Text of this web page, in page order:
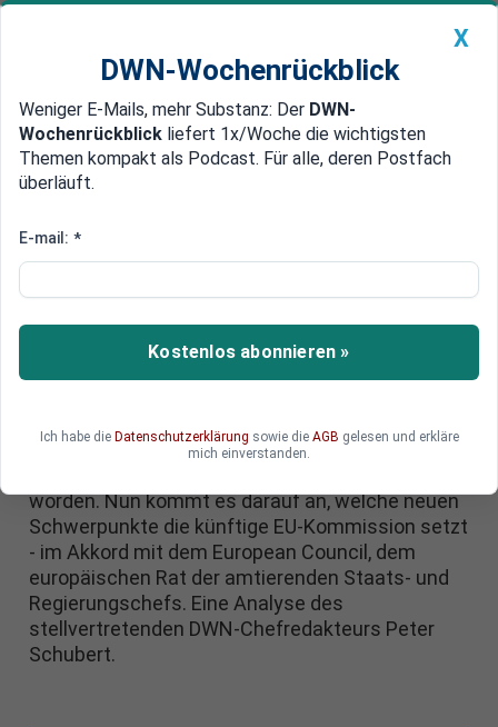
Newsticker MEIN DWN: Geldanlage Premium
Edelmetalle DWN-Magazin China
Ohne die USA und versus China:
Schwerpunkte setzen - und
Deutschland muss (mit)ziehen!
Zusammensetzung des EU-Parlaments waren so
worden. Nun kommt es darauf an, welche neuen
Schwerpunkte die künftige EU-Kommission setzt
- im Akkord mit dem European Council, dem
europäischen Rat der amtierenden Staats- und
Regierungschefs. Eine Analyse des
stellvertretenden DWN-Chefredakteurs Peter
Schubert.
X
DWN-Wochenrückblick
Weniger E-Mails, mehr Substanz: Der DWN-
Wochenrückblick liefert 1x/Woche die wichtigsten
Themen kompakt als Podcast. Für alle, deren Postfach
überläuft.
E-mail: *
Kostenlos abonnieren »
Ich habe die Datenschutzerklärung sowie die AGB gelesen und erkläre
mich einverstanden.